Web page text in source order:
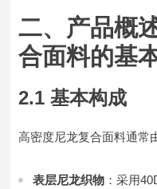
二、产品概
合面料的基
2.1 基本构成
高密度尼龙复合面料通常
表层尼龙织物 ：采用